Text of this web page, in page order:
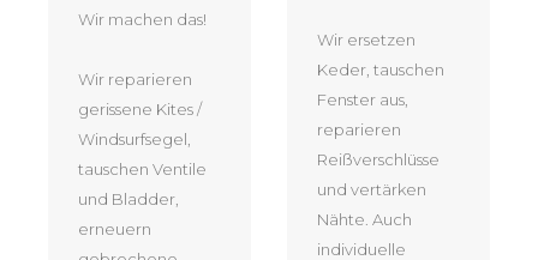
Wir machen das!
Wir reparieren
gerissene Kites /
Windsurfsegel,
tauschen Ventile
und Bladder,
erneuern
Wir ersetzen
Keder, tauschen
Fenster aus,
reparieren
Reißverschlüsse
und vertärken
Nähte. Auch
individuelle